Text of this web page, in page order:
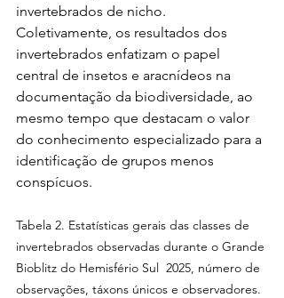
invertebrados de nicho.
Coletivamente, os resultados dos
invertebrados enfatizam o papel
central de insetos e aracnídeos na
documentação da biodiversidade, ao
mesmo tempo que destacam o valor
do conhecimento especializado para a
identificação de grupos menos
conspícuos.
Tabela 2. Estatísticas gerais das classes de
invertebrados observadas durante o Grande
Bioblitz do Hemisfério Sul  2025, número de
observações, táxons únicos e observadores.